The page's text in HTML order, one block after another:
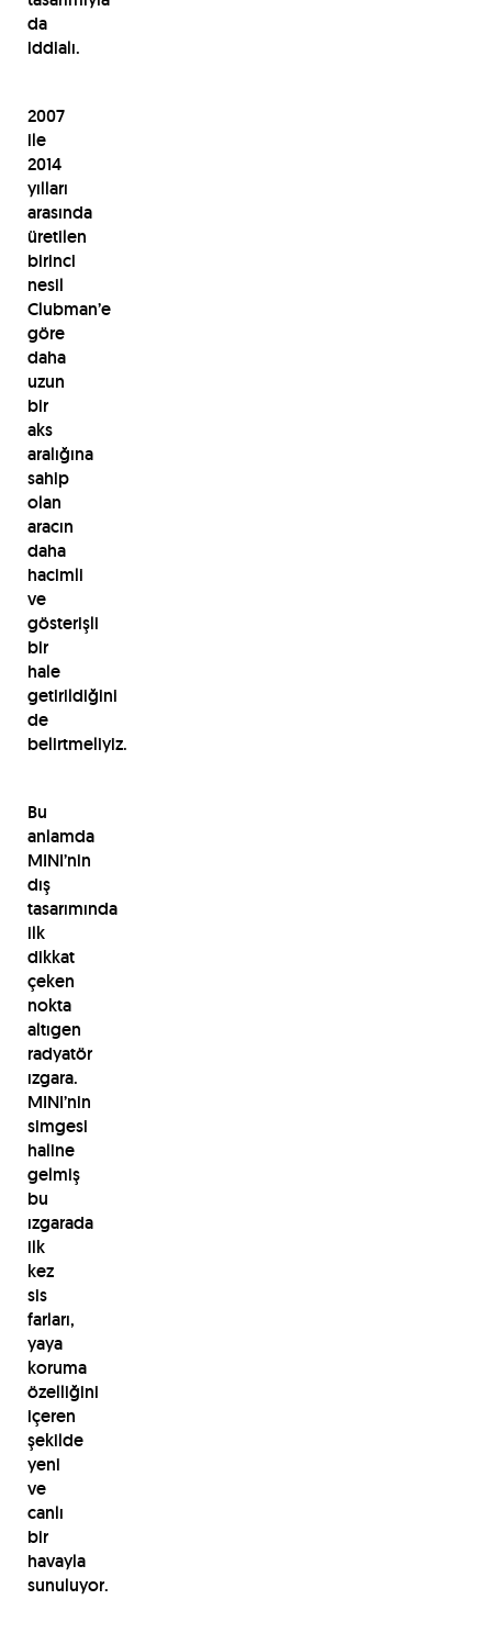
da
iddialı.
2007
ile
2014
yılları
arasında
üretilen
birinci
nesil
Clubman’e
göre
daha
uzun
bir
aks
aralığına
sahip
olan
aracın
daha
hacimli
ve
gösterişli
bir
hale
getirildiğini
de
belirtmeliyiz.
Bu
anlamda
MINI’nin
dış
tasarımında
ilk
dikkat
çeken
nokta
altıgen
radyatör
ızgara.
MINI’nin
simgesi
haline
gelmiş
bu
ızgarada
ilk
kez
sis
farları,
yaya
koruma
özelliğini
içeren
şekilde
yeni
ve
canlı
bir
havayla
sunuluyor.